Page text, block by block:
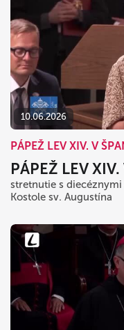
10.06.2026
PÁPEŽ LEV XIV. V
PÁPEŽ LEV
stretnutie s
Kostole sv. Augustína